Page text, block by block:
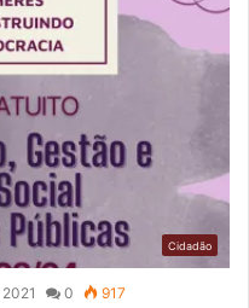
Cidadão
0 917